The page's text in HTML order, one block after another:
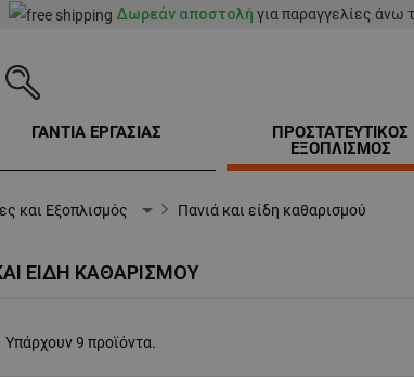
Δωρεάν αποστολή για παραγγελίες άνω
ΓΑΝΤΙΑ ΕΡΓΑΣΙΑΣ
ΠΡΟΣΤΑΤΕΥΤΙΚΟΣ
ΕΞΟΠΛΙΣΜΟΣ
και Εξοπλισμός Πανιά και είδη καθαρισμού
ΕΊΔΗ ΚΑΘΑΡΙΣΜΟΎ
Υπάρχουν 9 προϊόντα.